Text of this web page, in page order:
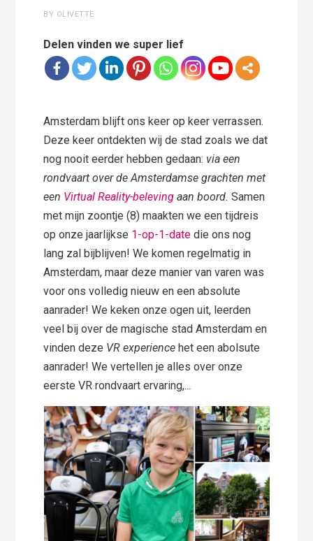
BY OLIVETTE
Delen vinden we super lief
Amsterdam blijft ons keer op keer verrassen.
Deze keer ontdekten wij de stad zoals we dat
nog nooit eerder hebben gedaan: via een
rondvaart over de Amsterdamse grachten met
een Virtual Reality-beleving aan boord. Samen
met mijn zoontje (8) maakten we een tijdreis
op onze jaarlijkse 1-op-1-date die ons nog
lang zal bijblijven! We komen regelmatig in
Amsterdam, maar deze manier van varen was
voor ons volledig nieuw en een absolute
aanrader! We keken onze ogen uit, leerden
veel bij over de magische stad Amsterdam en
vinden deze VR experience het een abolsute
aanrader! We vertellen je alles over onze
eerste VR rondvaart ervaring,…